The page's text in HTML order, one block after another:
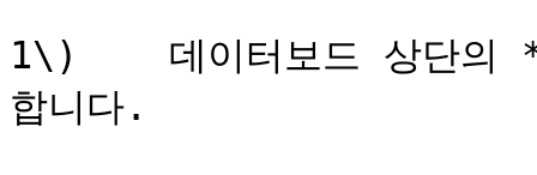
1\)    데이터보드 상단의
합니다.